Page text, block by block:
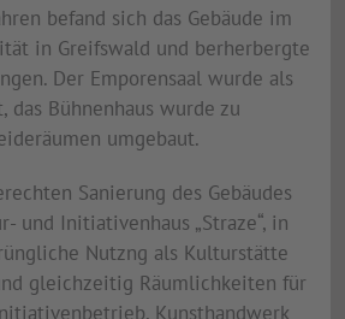
befand sich das Gebäude im
in Greifswald und berherbergte
Der Emporensaal wurde als
Bühnenhaus wurde zu
umgebaut.
Sanierung des Gebäudes
und Initiativenhaus „Straze“, in
Nutzng als Kulturstätte
gleichzeitig Räumlichkeiten für
Kunsthandwerk